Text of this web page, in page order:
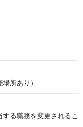
所あり）
る職務を変更されるこ